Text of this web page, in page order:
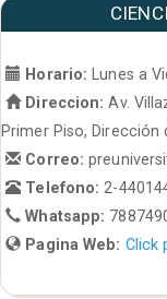
Horario:
Lunes a
Direccion: Av.
Primer Piso, Dirección
Correo:
Telefono: 2-
Whatsapp:
Pagina Web: Click